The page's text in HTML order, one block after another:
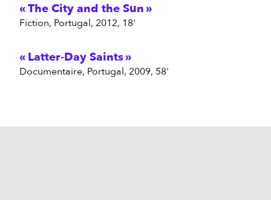
The City and the Sun
fiction, Portugal, 2012, 18'
Latter-Day Saints
documentaire, Portugal, 2009, 58'